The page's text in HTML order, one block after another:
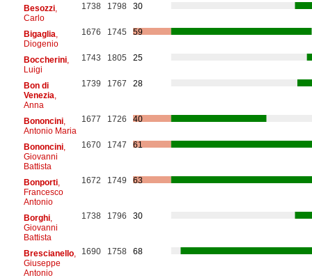
Besozzi,
Carlo
1738 1798 30
Bigaglia
Diogenio
1676 1745 59
Boccherini,
Luigi
1743 1805 25
Bon di
Venezia
Anna
1739 1767 28
Bononcini,
Antonio Maria
1677 1726 40
Bononcini,
Giovanni
Battista
1670 1747 61
Bonporti,
Francesco
Antonio
1672 1749 63
Borghi,
Giovanni
Battista
1738 1796 30
Brescianello,
Giuseppe
Antonio
1690 1758 68